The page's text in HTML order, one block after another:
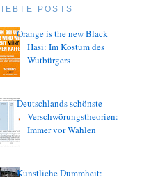
POSTS
Orange is the new Black
Hasi: Im Kostüm des
Wutbürgers
Deutschlands schönste
Verschwörungstheorien:
Immer vor Wahlen
Künstliche Dummheit: